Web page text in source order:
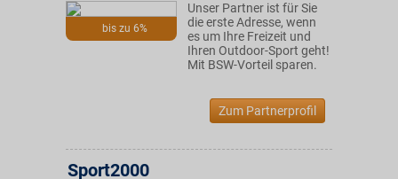
bis zu 6%
Unser Partner ist für Sie
die erste Adresse, wenn
es um Ihre Freizeit und
Ihren Outdoor-Sport geht!
Mit BSW-Vorteil sparen.
Zum Partnerprofil
Sport2000